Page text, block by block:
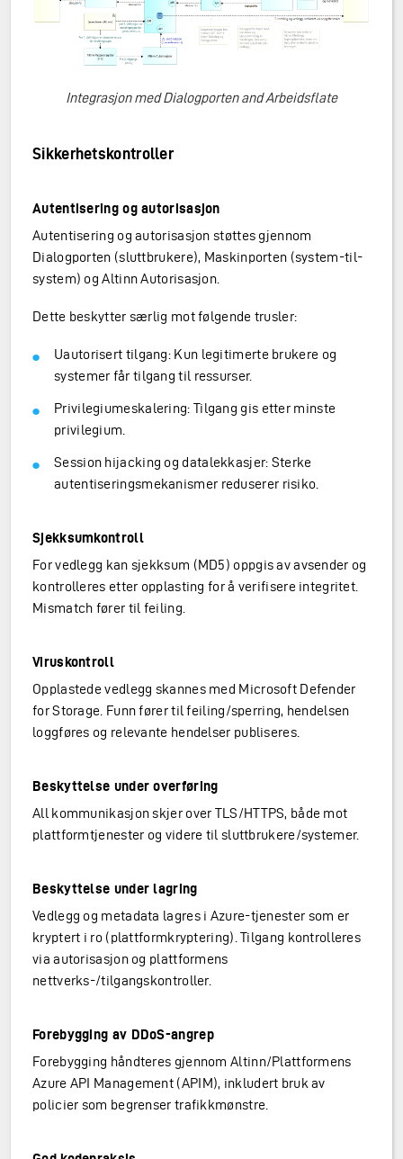
Integrasjon med Dialogporten and Arbeidsflate
Sikkerhetskontroller
Autentisering og autorisasjon
Autentisering og autorisasjon støttes gjennom
Dialogporten (sluttbrukere), Maskinporten (system-til-
system) og Altinn Autorisasjon.
Dette beskytter særlig mot følgende trusler:
Uautorisert tilgang: Kun legitimerte brukere og
systemer får tilgang til ressurser.
Privilegiumeskalering: Tilgang gis etter minste
privilegium.
Session hijacking og datalekkasjer: Sterke
autentiseringsmekanismer reduserer risiko.
Sjekksumkontroll
For vedlegg kan sjekksum (MD5) oppgis av avsender og
kontrolleres etter opplasting for å verifisere integritet.
Mismatch fører til feiling.
Viruskontroll
Opplastede vedlegg skannes med Microsoft Defender
for Storage. Funn fører til feiling/sperring, hendelsen
loggføres og relevante hendelser publiseres.
Beskyttelse under overføring
All kommunikasjon skjer over TLS/HTTPS, både mot
plattformtjenester og videre til sluttbrukere/systemer.
Beskyttelse under lagring
Vedlegg og metadata lagres i Azure-tjenester som er
kryptert i ro (plattformkryptering). Tilgang kontrolleres
via autorisasjon og plattformens
nettverks-/tilgangskontroller.
Forebygging av DDoS-angrep
Forebygging håndteres gjennom Altinn/Plattformens
Azure API Management (APIM), inkludert bruk av
policier som begrenser trafikkmønstre.